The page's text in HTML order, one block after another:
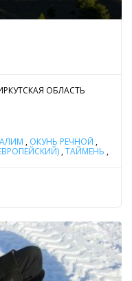
ОБЛАСТЬ
, ОКУНЬ РЕЧНОЙ ,
,ТАЙМЕНЬ ,